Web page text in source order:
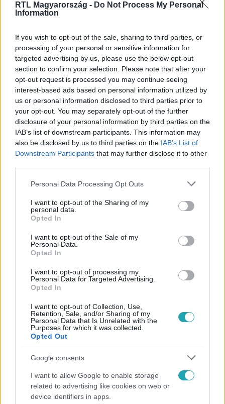
RTL Magyarország - Do Not Process My Personal
Information
If you wish to opt-out of the sale, sharing to third parties, or
processing of your personal or sensitive information for
targeted advertising by us, please use the below opt-out
section to confirm your selection. Please note that after your
opt-out request is processed you may continue seeing
interest-based ads based on personal information utilized by
us or personal information disclosed to third parties prior to
your opt-out. You may separately opt-out of the further
disclosure of your personal information by third parties on the
IAB’s list of downstream participants. This information may
also be disclosed by us to third parties on the IAB’s List of
Downstream Participants that may further disclose it to other
Please note that this website/app uses one or more Google
not limited to your visit or usage behaviour. You may click to
grant or deny consent to Google and its third-party tags to
use your data for below specified purposes in below Google
consent section.
Personal Data Processing Opt Outs
I want to opt-out of the Sharing of my
personal data.
Opted In
I want to opt-out of the Sale of my
Personal Data.
Opted In
I want to opt-out of processing my
Personal Data for Targeted Advertising.
Opted In
I want to opt-out of Collection, Use,
Retention, Sale, and/or Sharing of my
Personal Data that Is Unrelated with the
Purposes for which it was collected.
Opted Out
Google consents
I want to allow Google to enable storage
related to advertising like cookies on web or
device identifiers in apps.
Kövess minket, és értesülj a friss hírekről a
Követem
#BELFÖLD PARLAMENT FIDESZ
#PEDAGÓGUS #BÉREMELÉS # OKTATÁS
Népszerű
Rubint Réka: A mai napig nem jött vissza a 100%-
os tüdőkapacitásom